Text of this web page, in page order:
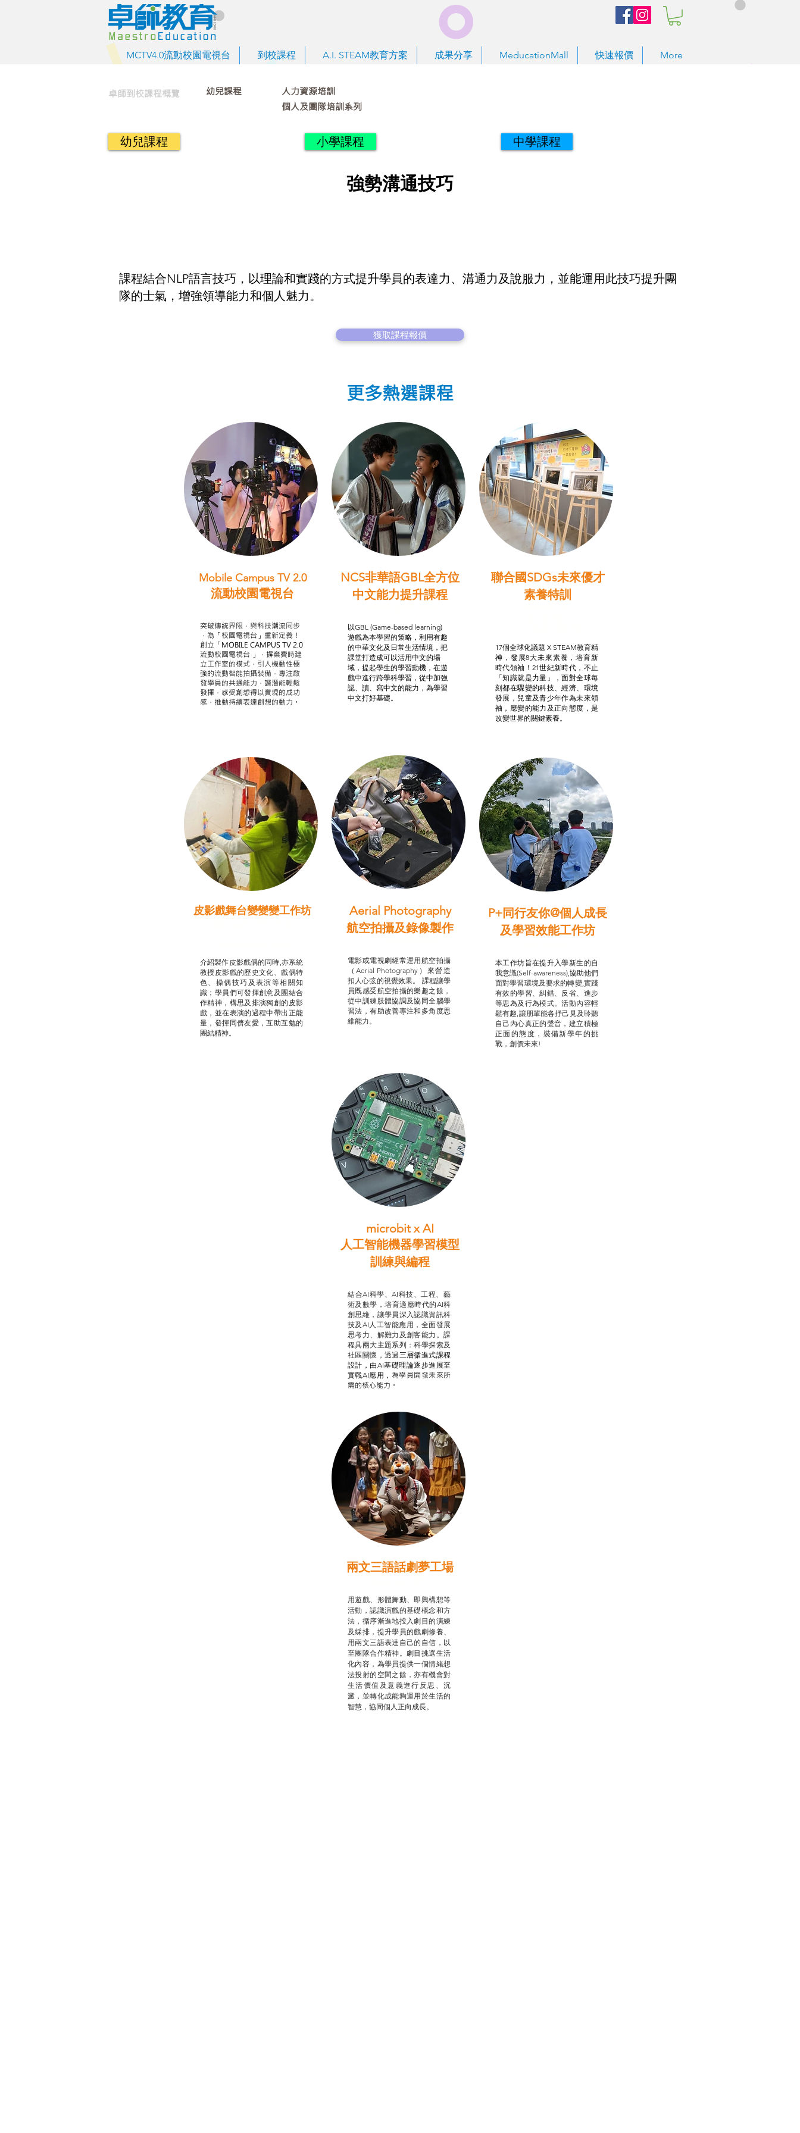
MCTV4.0流動校園電視台 到校課程 A.I. STEAM教育方案 成果分享 MeducationMall 快速報價 More
卓師到校課程概覽
幼兒課程
個人及團隊培訓系列
人力資源培訓
課程結合NLP語言技巧，以理論和實踐的方式提升學員的表達力、溝通力及說服力，並能運用此技巧提升團
隊的士氣，增強領導能力和個人魅力。
獲取課程報價
幼兒課程 小學課程 中學課程
強勢溝通技巧
更多熱選課程
Mobile Campus TV 2.0
流動校園電視台
突破傳統界限，與科技潮流同步
，為「校園電視台」重新定義！
創立「MOBILE CAMPUS TV 2.0
流動校園電視台 」，摒棄費時建
立工作室的模式，引人機動性極
強的流動智能拍攝裝備，專注啟
發學員的共通能力，譔潛能輕鬆
發揮，感受創想得以實現的成功
感，推動持續表達創想的動力。
皮影戲舞台變變變工作坊
介紹製作皮影戲偶的同時,亦系統
教授皮影戲的歷史文化、戲偶特
色、操偶技巧及表演等相關知
識；學員們可發揮創意及團結合
作精神，構思及排演獨創的皮影
戲，並在表演的過程中帶出正能
量，發揮同儕友愛，互助互勉的
團結精神。
NCS非華語GBL全方位
中文能力提升課程
以GBL (Game-based learning)
遊戲為本學習的策略，利用有趣
的中華文化及日常生活情境，把
課堂打造成可以活用中文的場
域，提起學生的學習動機，在遊
戲中進行跨學科學習，從中加強
認、讀、寫中文的能力，為學習
中文打好基礎。
Aerial Photography
航空拍攝及錄像製作
電影或電視劇經常運用航空拍攝
（Aerial Photography）來營造
扣人心弦的視覺效果。 課程讓學
員既感受航空拍攝的樂趣之餘，
從中訓練肢體協調及協同全腦學
習法，有助改善專注和多角度思
維能力。
聯合國SDGs未來優才
素養特訓
17個全球化議題 X STEAM教育精
神，發展8大未來素養，培育新
時代領袖！21世紀新時代，不止
「知識就是力量」，面對全球每
刻都在驟變的科技、經濟、環境
發展，兒童及青少年作為未來領
袖，應變的能力及正向態度，是
改變世界的關鍵素養。
P+同行友你@個人成長
及學習效能工作坊
本工作坊旨在提升入學新生的自
我意識(Self-awareness),協助他們
面對學習環境及要求的轉變,實踐
有效的學習、糾錯、反省、進步
等思為及行為模式。活動內容輕
鬆有趣,讓朋輩能各抒己見及聆聽
自己內心真正的聲音，建立積極
正面的態度，裝備新學年的挑
戰，創價未來!
microbit x AI
人工智能機器學習模型
訓練與編程
結合AI科學、AI科技、工程、藝
術及數學，培育適應時代的AI科
創思維，讓學員深入認識資訊科
技及AI人工智能應用，全面發展
思考力、解難力及創客能力。課
程具兩大主題系列：科學探索及
社區關懷，透過 三層循進式課程
設計， 由AI基礎理論逐步進展至
實戰AI應用， 為學員開發未來所
需的核心能力。
兩文三語話劇夢工場
用遊戲、形體舞動、即興構想等
活動，認識演戲的基礎概念和方
法，循序漸進地投入劇目的演練
及綵排，提升學員的戲劇修養、
用兩文三語表達自己的自信，以
至團隊合作精神。劇目挑選生活
化內容，為學員提供一個情緒想
法投射的空間之餘，亦有機會對
生活價值及意義進行反思、沉
澱，並轉化成能夠運用於生活的
智慧，協同個人正向成長。